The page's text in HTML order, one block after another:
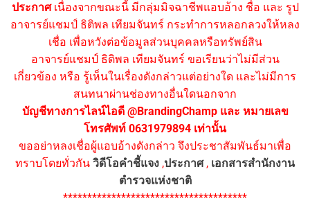
ประกาศเนื่องจากขณะนี้ มีกลุ่มมิจฉาชีพแอบอ้าง ชื่อ และ รูป
อาจารย์แชมป์ ธิติพล เทียมจันทร์ กระทำการหลอกลวงให้หลง
เชื่อ เพื่อหวังต่อข้อมูลส่วนบุคคลหรือทรัพย์สิน
อาจารย์แชมป์ ธิติพล เทียมจันทร์ ขอเรียนว่าไม่มีส่วน
เกี่ยวข้อง หรือ รู้เห็นในเรื่องดังกล่าวแต่อย่างใด และไม่มีการ
สนทนาผ่านช่องทางอื่นใดนอกจาก
บัญชีทางการไลน์ไอดี @BrandingChamp และ หมายเลข
โทรศัพท์ 0631979894 เท่านั้น
ขออย่าหลงเชื่อผู้แอบอ้างดังกล่าว จึงประชาสัมพันธ์มาเพื่อ
ทราบโดยทั่วกัน วิดีโอคำชี้แจง ,ประกาศ, เอกสารสำนักงาน
ตำรวจแห่งชาติ
**************************************